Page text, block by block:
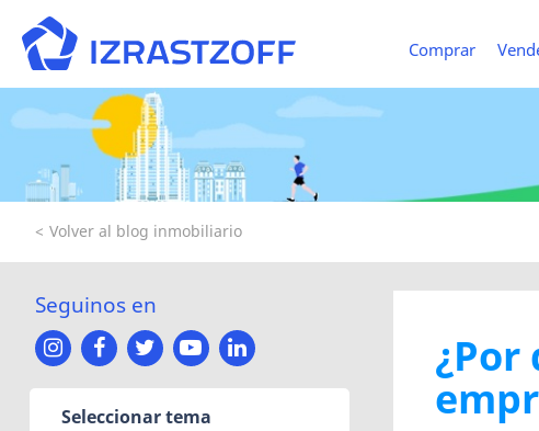
Comprar
Volver al blog inmobiliario
Seguinos en
Seleccionar tema
¿Por